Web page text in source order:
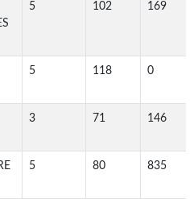
5 102 169
5 118 0
3 71 146
5 80 835